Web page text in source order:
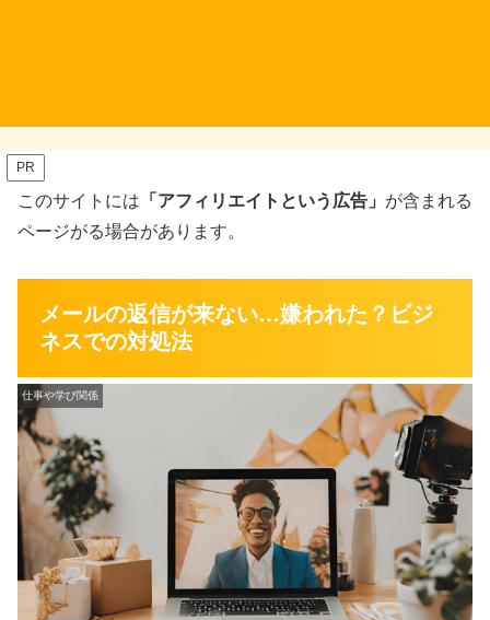
PR
このサイトには 「アフィリエイトという広告」 が含まれる
ページがる場合があります。
メールの返信が来ない…嫌われた？ビジ
ネスでの対処法
仕事や学び関係